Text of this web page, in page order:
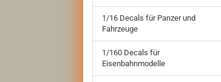
1/16 Decals für Panzer und
Fahrzeuge
1/160 Decals für
Eisenbahnmodelle